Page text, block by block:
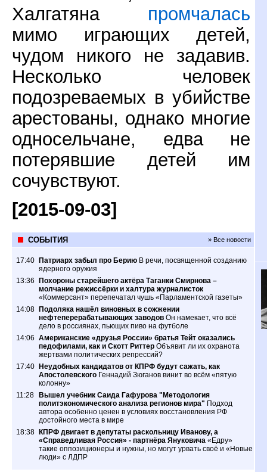
Халгатяна промчалась
мимо играющих детей,
чудом никого не задавив.
Несколько человек
подозреваемых в убийстве
арестованы, однако многие
односельчане, едва не
потерявшие детей им
сочувствуют.
[2015-09-03]
СОБЫТИЯ » Все новости
17:40 Патриарх забыл про Берию В речи, посвященной созданию
ядерного оружия
13:36 Похороны старейшего актёра Таганки Смирнова –
молчание режиссёрки и халтура журналисток
«Коммерсант» перепечатал чушь «Парламентской газеты»
14:08 Подоляка нашёл виновных в сожжении
нефтеперерабатывающих заводов Он намекает, что всё
дело в россиянах, пьющих пиво на футболе
14:06 Американские «друзья России» братья Тейт оказались
педофилами, как и Скотт Риттер Объявит ли их охранота
жертвами политических репрессий?
17:40 Неудобных кандидатов от КПРФ будут сажать, как
Апостолевского Геннадий Зюганов винит во всём «пятую
колонну»
11:28 Вышел учебник Саида Гафурова "Методология
политэкономического анализа регионов мира" Подход
автора особенно ценен в условиях восстановления РФ
достойного места в мире
18:38 КПРФ двигает в депутаты раскольницу Иванову, а
«Справедливая Россия» - партнёра Януковича «Едру»
такие оппозиционеры и нужны, но могут урвать своё и «Новые
люди» с ЛДПР